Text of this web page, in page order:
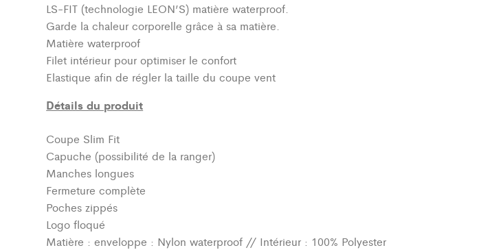
LS-FIT (technologie LEON’S) matière waterproof.
Garde la chaleur corporelle grâce à sa matière.
Matière waterproof
Filet intérieur pour optimiser le confort
Elastique afin de régler la taille du coupe vent
Détails du produit
Coupe Slim Fit
Capuche (possibilité de la ranger)
Manches longues
Fermeture complète
Poches zippés
Logo floqué
Matière : enveloppe : Nylon waterproof // Intérieur : 100% Polyester